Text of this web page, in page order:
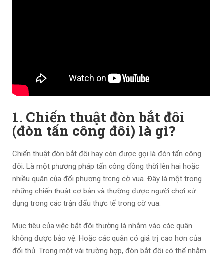
1. Chiến thuật đòn bắt đôi
(đòn tấn công đôi) là gì?
Chiến thuật đòn bắt đôi hay còn được gọi là đòn tấn công
đôi. Là một phương pháp tấn công đồng thời lên hai hoặc
nhiều quân của đối phương trong cờ vua. Đây là một trong
những chiến thuật cơ bản và thường được người chơi sử
dụng trong các trận đấu thực tế trong cờ vua.
Mục tiêu của việc bắt đôi thường là nhằm vào các quân
không được bảo vệ. Hoặc các quân có giá trị cao hơn của
đối thủ. Trong một vài trường hợp, đòn bắt đôi có thể nhằm